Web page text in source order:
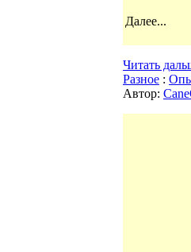
Далее...
Читать
Разное :
Автор: